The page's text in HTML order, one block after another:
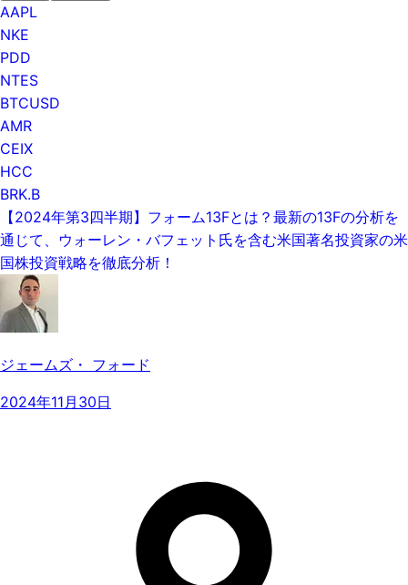
AAPL
NKE
PDD
NTES
BTCUSD
AMR
CEIX
HCC
BRK.B
【2024年第3四半期】フォーム13Fとは？最新の13Fの分析を
通じて、ウォーレン・バフェット氏を含む米国著名投資家の米
国株投資戦略を徹底分析！
ジェームズ・ フォード
2024年11月30日